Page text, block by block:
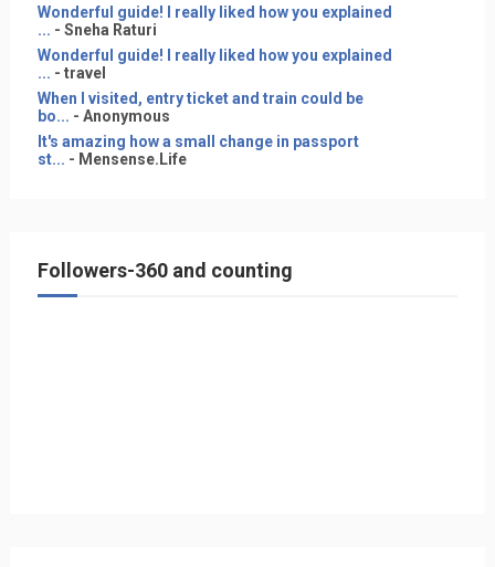
Wonderful guide! I really liked how you explained
... - Sneha Raturi
Wonderful guide! I really liked how you explained
... - travel
When I visited, entry ticket and train could be
bo... - Anonymous
It's amazing how a small change in passport
st... - Mensense.Life
Followers-360 and counting